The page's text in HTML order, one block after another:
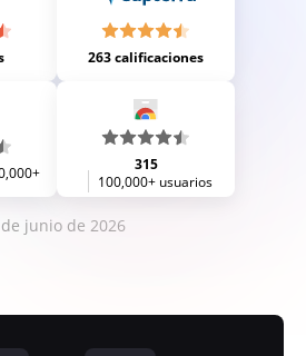
263 calificaciones
315
100,000+ usuarios
junio de 2026